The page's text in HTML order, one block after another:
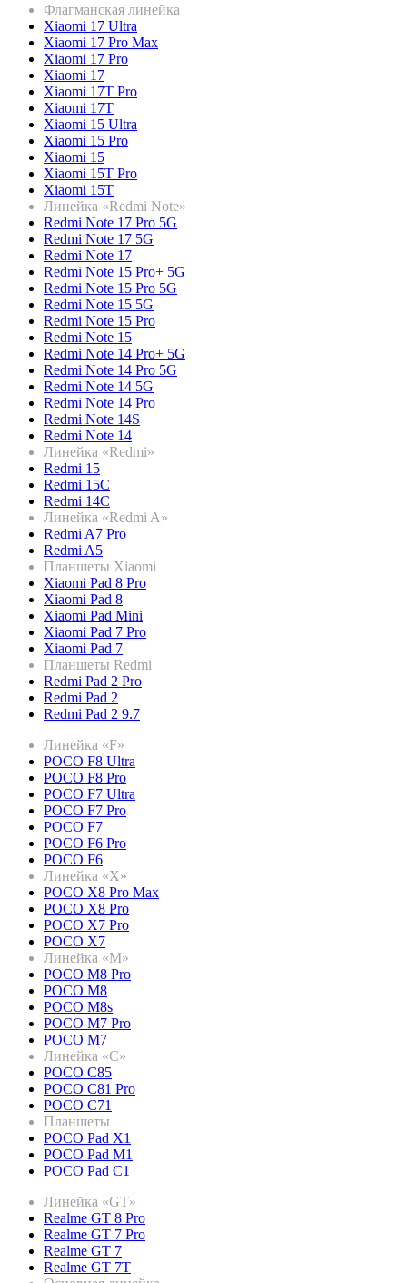
Флагманская линейка
Xiaomi 17 Ultra
Xiaomi 17 Pro Max
Xiaomi 17 Pro
Xiaomi 17
Xiaomi 17T Pro
Xiaomi 17T
Xiaomi 15 Ultra
Xiaomi 15 Pro
Xiaomi 15
Xiaomi 15T Pro
Xiaomi 15T
Линейка «Redmi Note»
Redmi Note 17 Pro 5G
Redmi Note 17 5G
Redmi Note 17
Redmi Note 15 Pro+ 5G
Redmi Note 15 Pro 5G
Redmi Note 15 5G
Redmi Note 15 Pro
Redmi Note 15
Redmi Note 14 Pro+ 5G
Redmi Note 14 Pro 5G
Redmi Note 14 5G
Redmi Note 14 Pro
Redmi Note 14S
Redmi Note 14
Линейка «Redmi»
Redmi 15
Redmi 15C
Redmi 14C
Линейка «Redmi A»
Redmi A7 Pro
Redmi A5
Планшеты Xiaomi
Xiaomi Pad 8 Pro
Xiaomi Pad 8
Xiaomi Pad Mini
Xiaomi Pad 7 Pro
Xiaomi Pad 7
Планшеты Redmi
Redmi Pad 2 Pro
Redmi Pad 2
Redmi Pad 2 9.7
Линейка «F»
POCO F8 Ultra
POCO F8 Pro
POCO F7 Ultra
POCO F7 Pro
POCO F7
POCO F6 Pro
POCO F6
Линейка «X»
POCO X8 Pro Max
POCO X8 Pro
POCO X7 Pro
POCO X7
Линейка «M»
POCO M8 Pro
POCO M8
POCO M8s
POCO M7 Pro
POCO M7
Линейка «C»
POCO C85
POCO C81 Pro
POCO C71
Планшеты
POCO Pad X1
POCO Pad M1
POCO Pad C1
Линейка «GT»
Realme GT 8 Pro
Realme GT 7 Pro
Realme GT 7
Realme GT 7T